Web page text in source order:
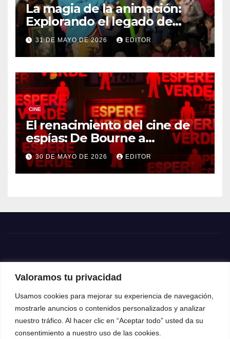
Valoramos tu privacidad
Usamos cookies para mejorar su experiencia de navegación,
mostrarle anuncios o contenidos personalizados y analizar
nuestro tráfico. Al hacer clic en “Aceptar todo” usted da su
consentimiento a nuestro uso de las cookies.
La magia de la animación:
Explorando el legado de
DreamWorks
31 DE MAYO DE 2026 EDITOR
CINE
El renacimiento del cine de
espías: De Bourne a
Treadstone
30 DE MAYO DE 2026 EDITOR